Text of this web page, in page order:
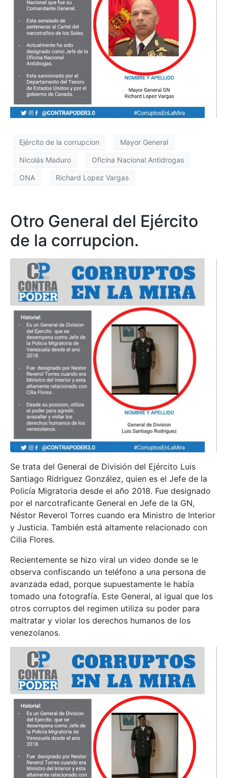
Ejército de la corrupcion Mayor General
Nicolás Maduro Oficina Nacional Antidrogas
ONA Richard Lopez Vargas
Otro General del Ejército
de la corrupcion.
Se trata del General de División del Ejército Luis
Santiago Ridriguez González, quien es el Jefe de la
Policía Migratoria desde el año 2018. Fue designado
por el narcotraficante General en Jefe de la GN,
Néstor Reverol Torres cuando era Ministro de Interior
y Justicia. También está altamente relacionado con
Cilia Flores.
Recientemente se hizo viral un video donde se le
observa confiscando un teléfono a una persona de
avanzada edad, porque supuestamente le había
tomado una fotografía. Este General, al igual que los
otros corruptos del regimen utiliza su poder para
maltratar y violar los derechos humanos de los
venezolanos.